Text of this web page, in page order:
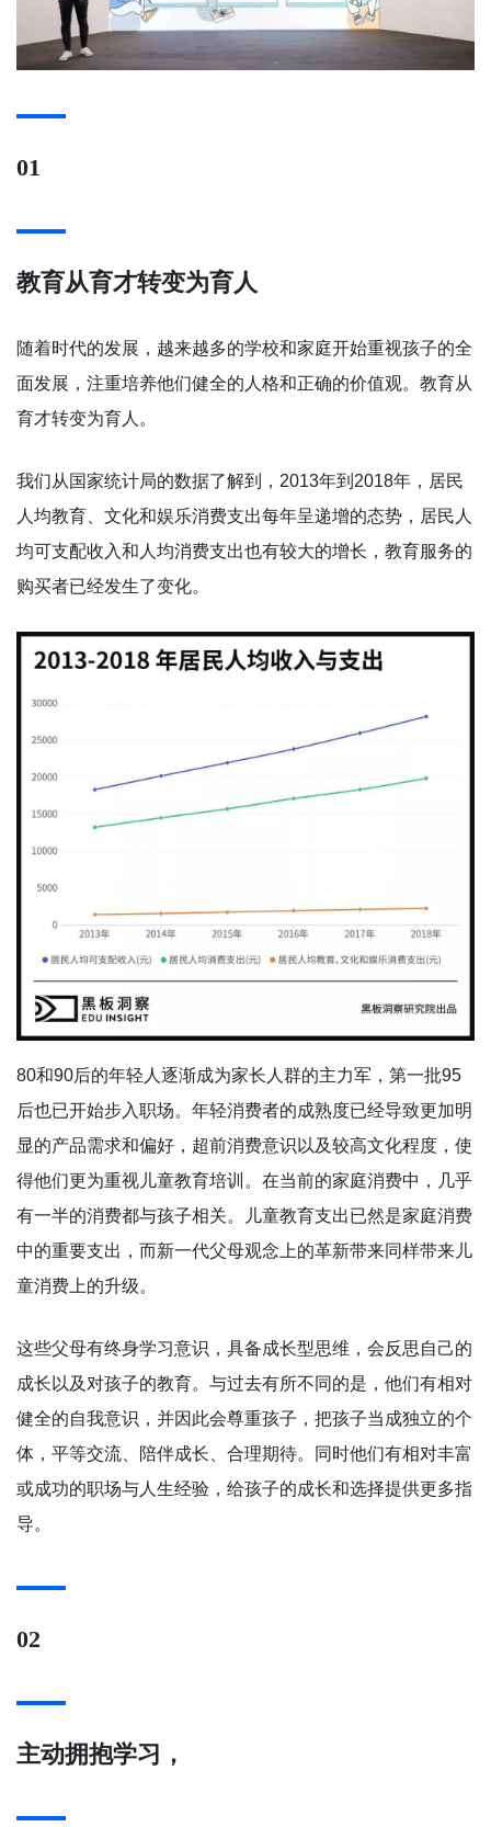
01
教育从育才转变为育人
随着时代的发展，越来越多的学校和家庭开始重视孩子的全
面发展，注重培养他们健全的人格和正确的价值观。教育从
育才转变为育人。
我们从国家统计局的数据了解到，2013年到2018年，居民
人均教育、文化和娱乐消费支出每年呈递增的态势，居民人
均可支配收入和人均消费支出也有较大的增长，教育服务的
购买者已经发生了变化。
80和90后的年轻人逐渐成为家长人群的主力军，第一批95
后也已开始步入职场。年轻消费者的成熟度已经导致更加明
显的产品需求和偏好，超前消费意识以及较高文化程度，使
得他们更为重视儿童教育培训。在当前的家庭消费中，几乎
有一半的消费都与孩子相关。儿童教育支出已然是家庭消费
中的重要支出，而新一代父母观念上的革新带来同样带来儿
童消费上的升级。
这些父母有终身学习意识，具备成长型思维，会反思自己的
成长以及对孩子的教育。与过去有所不同的是，他们有相对
健全的自我意识，并因此会尊重孩子，把孩子当成独立的个
体，平等交流、陪伴成长、合理期待。同时他们有相对丰富
或成功的职场与人生经验，给孩子的成长和选择提供更多指
导。
02
主动拥抱学习，